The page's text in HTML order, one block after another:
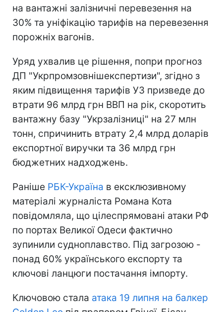
на вантажні залізничні перевезення на
30% та уніфікацію тарифів на перевезення
порожніх вагонів.
Уряд ухвалив це рішення, попри прогноз
ДП "Укрпромзовнішекспертизи", згідно з
яким підвищення тарифів УЗ призведе до
втрати 96 млрд грн ВВП на рік, скоротить
вантажну базу "Укрзалізниці" на 27 млн
тонн, спричинить втрату 2,4 млрд доларів
експортної виручки та 36 млрд грн
бюджетних надходжень.
Раніше РБК-Україна в ексклюзивному
матеріалі журналіста Романа Кота
повідомляла, що цілеспрямовані атаки РФ
по портах Великої Одеси фактично
зупинили судноплавство. Під загрозою -
понад 60% українського експорту та
ключові ланцюги постачання імпорту.
Ключовою стала атака 19 липня на балкер